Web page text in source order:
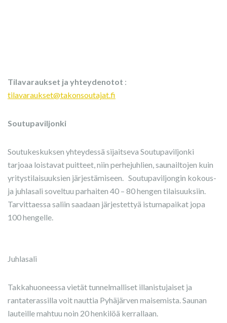
Tilavaraukset ja yhteydenotot :
tilavaraukset@takonsoutajat.fi
Soutupaviljonki
Soutukeskuksen yhteydessä sijaitseva Soutupaviljonki
tarjoaa loistavat puitteet, niin perhejuhlien, saunailtojen kuin
yritystilaisuuksien järjestämiseen. Soutupaviljongin kokous-
ja juhlasali soveltuu parhaiten 40 – 80 hengen tilaisuuksiin.
Tarvittaessa saliin saadaan järjestettyä istumapaikat jopa
100 hengelle.
Juhlasali
Takkahuoneessa vietät tunnelmalliset illanistujaiset ja
rantaterassilla voit nauttia Pyhäjärven maisemista. Saunan
lauteille mahtuu noin 20 henkilöä kerrallaan.